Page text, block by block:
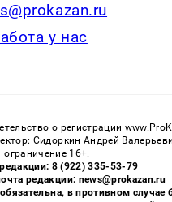
у нас
о регистрации
Сидоркин Андрей
ограничение 16+.
8 (922) 335-53-79
редакции: news@prokazan.ru
в противном